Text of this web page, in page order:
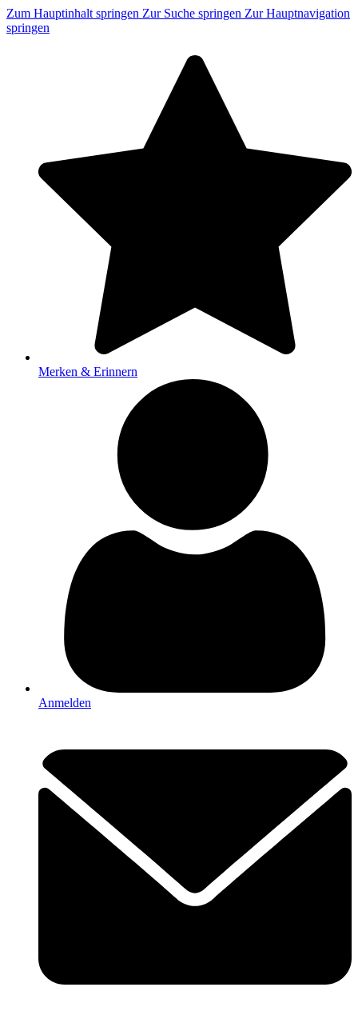
Zum Hauptinhalt springen Zur Suche springen Zur Hauptnavigation
springen
Merken & Erinnern
Anmelden